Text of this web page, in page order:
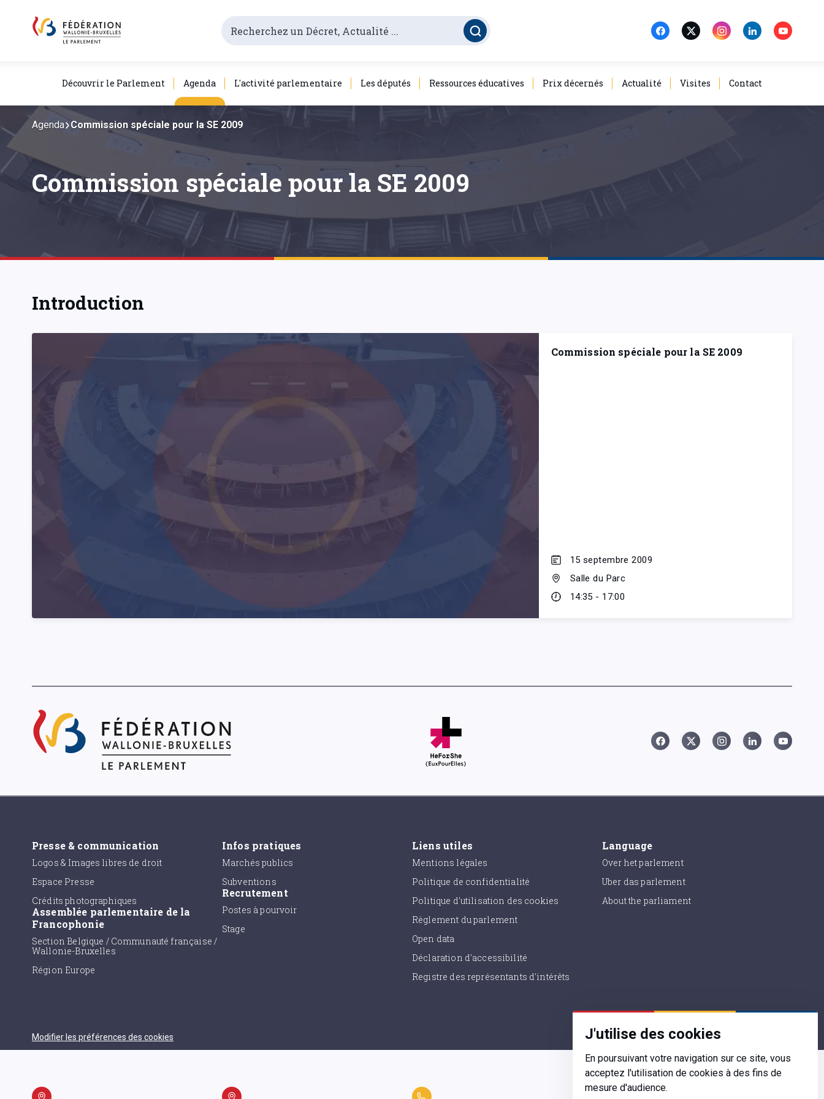
J'utilise des cookies
En poursuivant votre navigation sur ce site, vous
acceptez l'utilisation de cookies à des fins de
mesure d'audience.
Découvrir le Parlement Agenda L'activité parlementaire Les députés Ressources éducatives Prix décernés Actualité Visites Contact
Commission spéciale pour la SE 2009
Agenda Commission spéciale pour la SE 2009
Introduction
Commission spéciale pour la SE 2009
15 septembre 2009
Salle du Parc
14:35 - 17:00
Presse & communication
Logos & Images libres de droit
Espace Presse
Crédits photographiques
Assemblée parlementaire de la
Francophonie
Section Belgique / Communauté française /
Wallonie-Bruxelles
Région Europe
Infos pratiques
Marchés publics
Subventions
Recrutement
Postes à pourvoir
Stage
Liens utiles
Mentions légales
Politique de confidentialité
Politique d'utilisation des cookies
Règlement du parlement
Open data
Déclaration d'accessibilité
Registre des représentants d'intérêts
Language
Over het parlement
Uber das parlement
About the parliament
Modifier les préférences des cookies